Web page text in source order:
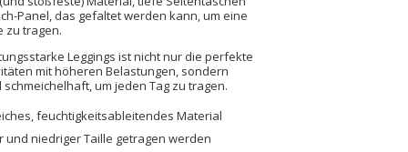
Panel, das gefaltet werden kann, um eine
zu tragen.
Leggings ist nicht nur die perfekte
mit höheren Belastungen, sondern
um jeden Tag zu tragen.
feuchtigkeitsableitendes Material
und niedriger Taille getragen werden